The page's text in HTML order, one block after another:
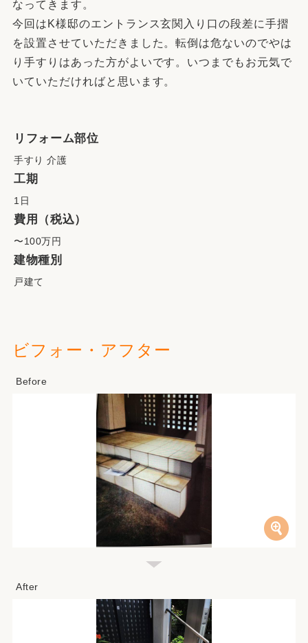
なってきます。
今回はK様邸のエントランス玄関入り口の段差に手摺
を設置させていただきました。転倒は危ないのでやは
り手すりはあった方がよいです。いつまでもお元気で
いていただければと思います。
リフォーム部位
手すり 介護
工期
1日
費用（税込）
〜100万円
建物種別
戸建て
ビフォー・アフター